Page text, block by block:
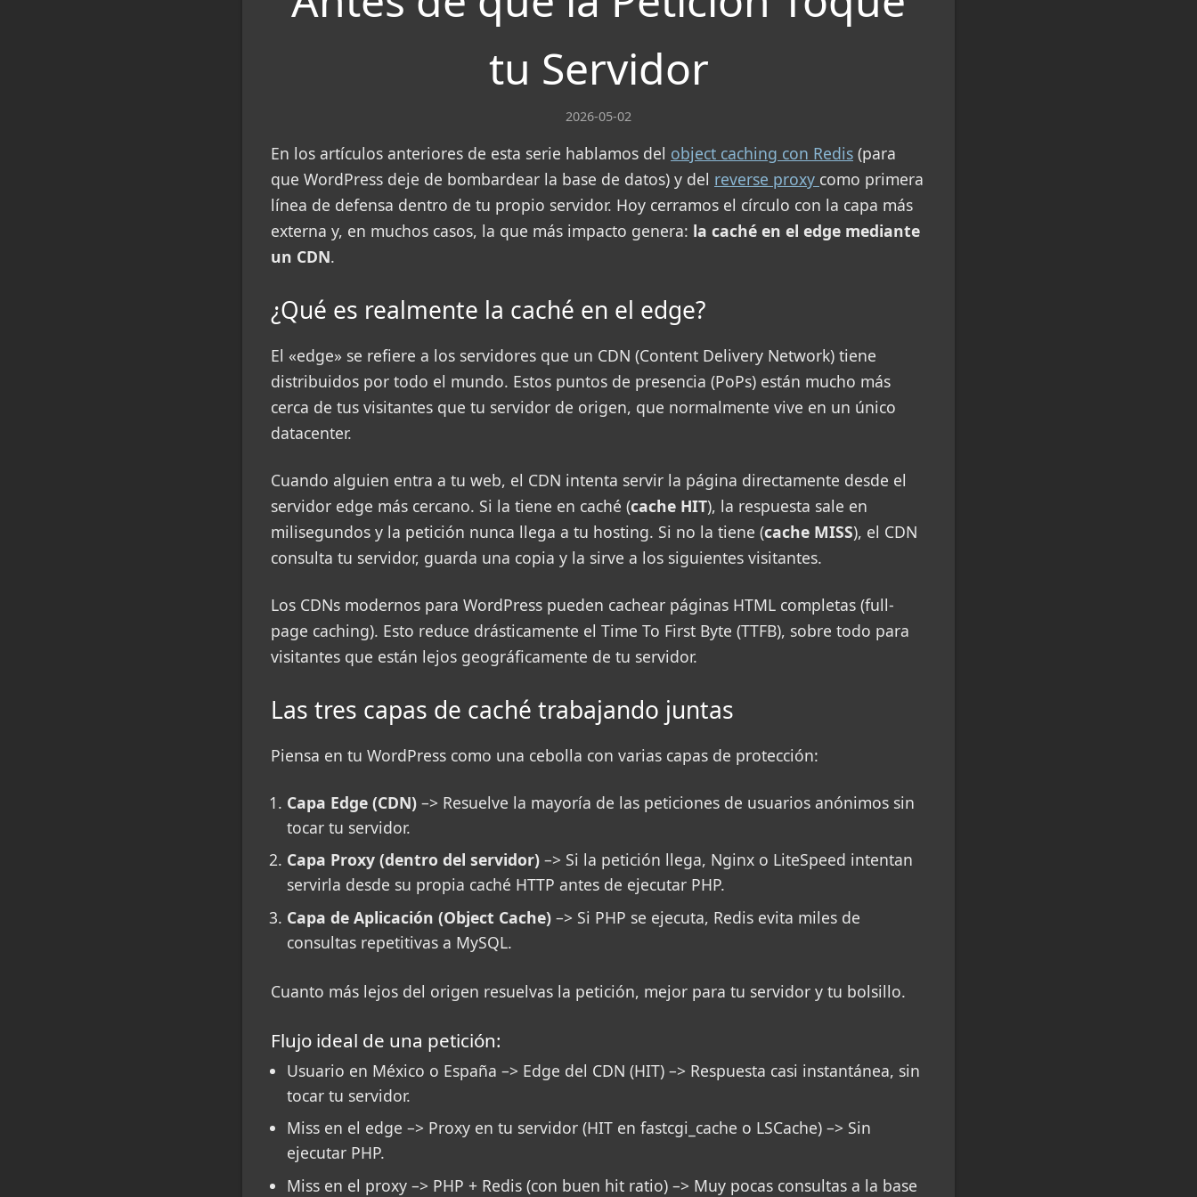
tu Servidor
2026-05-02
En los artículos anteriores de esta serie hablamos del object caching con Redis (para
que WordPress deje de bombardear la base de datos) y del reverse proxy como primera
línea de defensa dentro de tu propio servidor. Hoy cerramos el círculo con la capa más
externa y, en muchos casos, la que más impacto genera: la caché en el edge mediante
un CDN.
¿Qué es realmente la caché en el edge?
El «edge» se refiere a los servidores que un CDN (Content Delivery Network) tiene
distribuidos por todo el mundo. Estos puntos de presencia (PoPs) están mucho más
cerca de tus visitantes que tu servidor de origen, que normalmente vive en un único
datacenter.
Cuando alguien entra a tu web, el CDN intenta servir la página directamente desde el
servidor edge más cercano. Si la tiene en caché (cache HIT), la respuesta sale en
milisegundos y la petición nunca llega a tu hosting. Si no la tiene (cache MISS), el CDN
consulta tu servidor, guarda una copia y la sirve a los siguientes visitantes.
Los CDNs modernos para WordPress pueden cachear páginas HTML completas (full-
page caching). Esto reduce drásticamente el Time To First Byte (TTFB), sobre todo para
visitantes que están lejos geográficamente de tu servidor.
Las tres capas de caché trabajando juntas
Piensa en tu WordPress como una cebolla con varias capas de protección:
Capa Edge (CDN)–> Resuelve la mayoría de las peticiones de usuarios anónimos sin
tocar tu servidor.
Capa Proxy (dentro del servidor)–> Si la petición llega, Nginx o LiteSpeed intentan
servirla desde su propia caché HTTP antes de ejecutar PHP.
Capa de Aplicación (Object Cache)–> Si PHP se ejecuta, Redis evita miles de
consultas repetitivas a MySQL.
Cuanto más lejos del origen resuelvas la petición, mejor para tu servidor y tu bolsillo.
Flujo ideal de una petición:
Usuario en México o España –> Edge del CDN (HIT) –> Respuesta casi instantánea, sin
tocar tu servidor.
Miss en el edge –> Proxy en tu servidor (HIT en fastcgi_cache o LSCache) –> Sin
ejecutar PHP.
Miss en el proxy –> PHP + Redis (con buen hit ratio) –> Muy pocas consultas a la base